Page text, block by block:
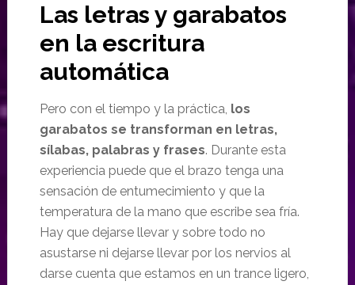
Las letras y garabatos
en la escritura
automática
Pero con el tiempo y la práctica, los
garabatos se transforman en letras,
sílabas, palabras y frases. Durante esta
experiencia puede que el brazo tenga una
sensación de entumecimiento y que la
temperatura de la mano que escribe sea fría.
Hay que dejarse llevar y sobre todo no
asustarse ni dejarse llevar por los nervios al
darse cuenta que estamos en un trance ligero,